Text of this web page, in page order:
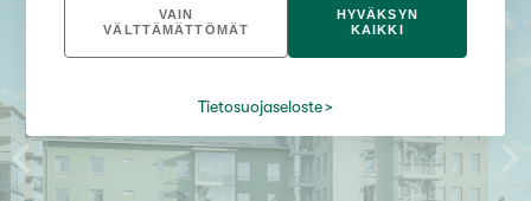
VAIN
VÄLTTÄMÄTTÖMÄT
HYVÄKSYN
KAIKKI
Tietosuojaseloste